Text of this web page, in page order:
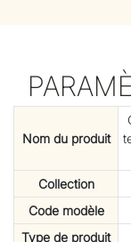
Nom du produit
Collection
Code modèle
Type de produit